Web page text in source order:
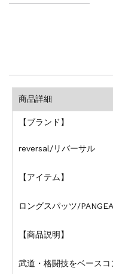
商品詳細
【ブランド】
reversal/リバーサル
【アイテム】
ロングスパッツ/
【商品説明】
武道・格闘技をベース